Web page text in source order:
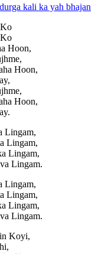
kali ka yah bhajan
Hoon,
Hoon,
Hoon,
Lingam,
Lingam,
Lingam,
Lingam.
Lingam,
Lingam,
Lingam,
Lingam.
Koyi,